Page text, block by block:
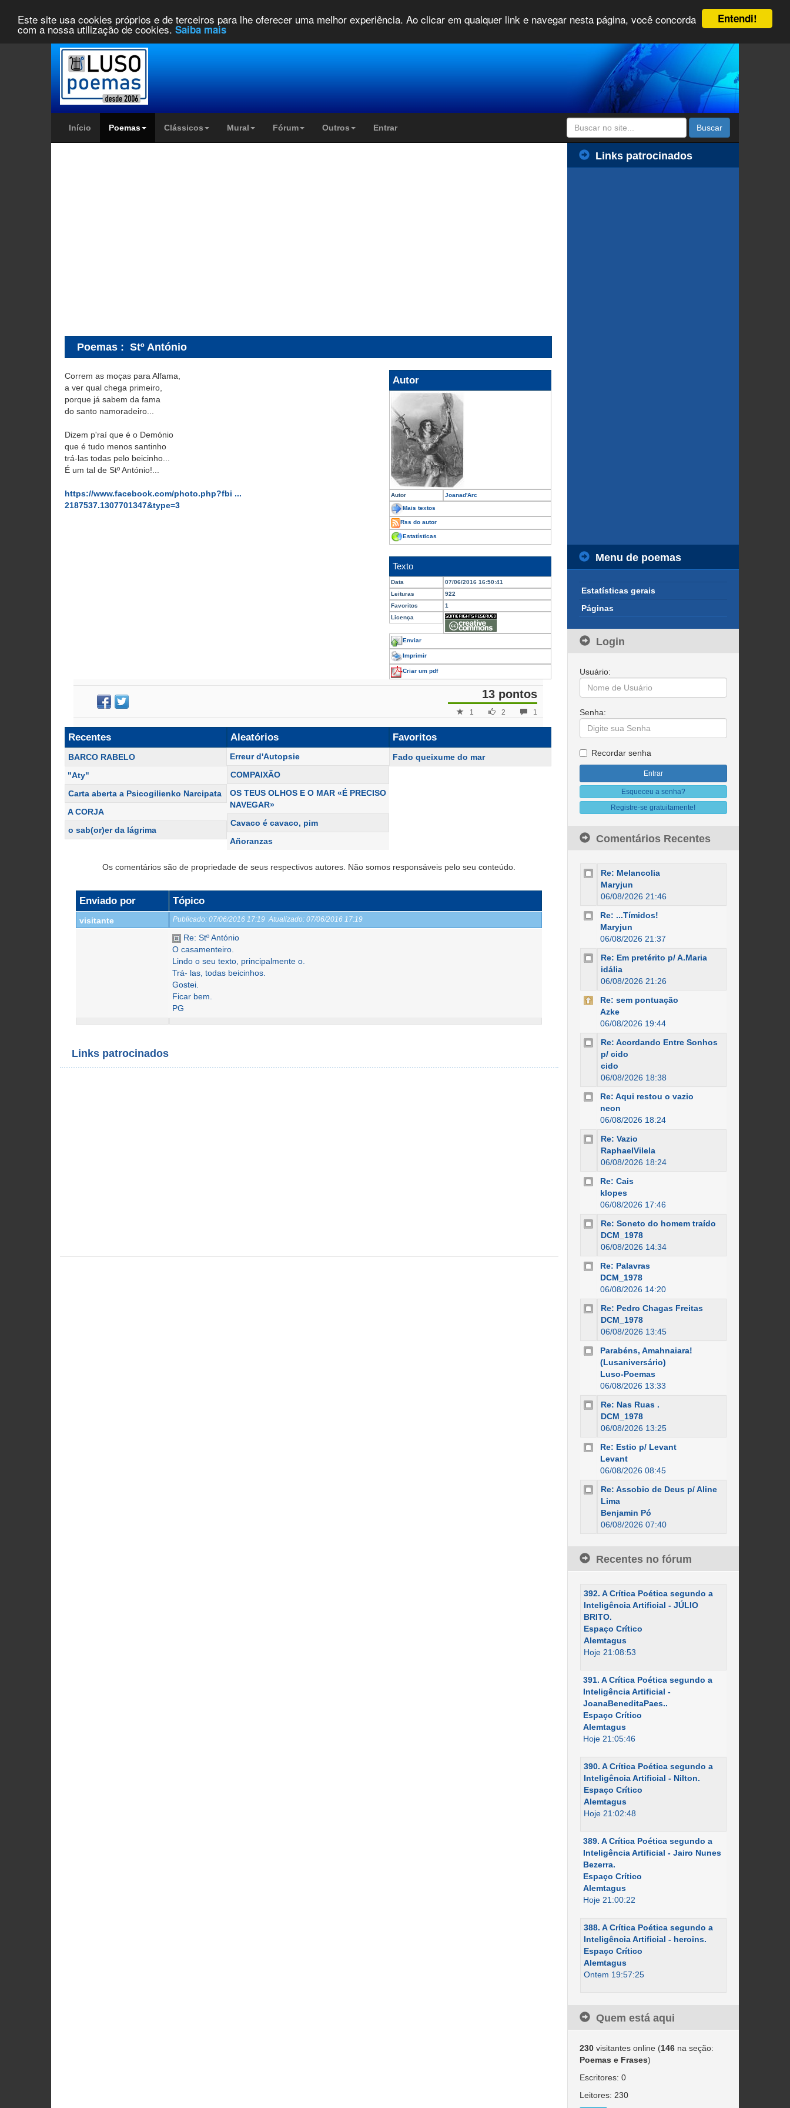
Entendi!
Este site usa cookies próprios e de terceiros para lhe oferecer uma melhor experiência. Ao clicar em qualquer link e navegar nesta página, você concorda
com a nossa utilização de cookies. Saiba mais
Início Poemas Clássicos Mural Fórum Outros Entrar Buscar
Poemas : Stº António
Correm as moças para Alfama,
a ver qual chega primeiro,
porque já sabem da fama
do santo namoradeiro...
Dizem p'raí que é o Demónio
que é tudo menos santinho
trá-las todas pelo beicinho...
É um tal de Stº António!...
https://www.facebook.com/photo.php?fbi ...
2187537.1307701347&type=3
Autor
Autor Joanad'Arc
Mais textos
Rss do autor
Estatísticas
Texto
Data
07/06/2016 16:50:41
Leituras
922
Favoritos
1
Licença
Enviar
Imprimir
Criar um pdf
13 pontos
1
2
1
Recentes
BARCO RABELO
"Aty"
Carta aberta a Psicogilienko Narcipata
A CORJA
o sab(or)er da lágrima
Aleatórios
Erreur d'Autopsie
COMPAIXÃO
OS TEUS OLHOS E O MAR «É PRECISO
NAVEGAR»
Cavaco é cavaco, pim
Añoranzas
Favoritos
Fado queixume do mar
Os comentários são de propriedade de seus respectivos autores. Não somos responsáveis pelo seu conteúdo.
Enviado por Tópico
visitante Publicado: 07/06/2016 17:19 Atualizado: 07/06/2016 17:19
Re: Stº António
O casamenteiro.
Lindo o seu texto, principalmente o.
Trá- las, todas beicinhos.
Gostei.
Ficar bem.
PG
Links patrocinados
Links patrocinados
Menu de poemas
Estatísticas gerais
Páginas
Login
Usuário:
Senha:
Recordar senha
Esqueceu a senha?
Registre-se gratuitamente!
Comentários Recentes
Re: Melancolia
Maryjun
06/08/2026 21:46
Re: ...Tímidos!
Maryjun
06/08/2026 21:37
Re: Em pretérito p/ A.Maria
idália
06/08/2026 21:26
Re: sem pontuação
Azke
06/08/2026 19:44
Re: Acordando Entre Sonhos
p/ cido
cido
06/08/2026 18:38
Re: Aqui restou o vazio
neon
06/08/2026 18:24
Re: Vazio
RaphaelVilela
06/08/2026 18:24
Re: Cais
klopes
06/08/2026 17:46
Re: Soneto do homem traído
DCM_1978
06/08/2026 14:34
Re: Palavras
DCM_1978
06/08/2026 14:20
Re: Pedro Chagas Freitas
DCM_1978
06/08/2026 13:45
Parabéns, Amahnaiara!
(Lusaniversário)
Luso-Poemas
06/08/2026 13:33
Re: Nas Ruas .
DCM_1978
06/08/2026 13:25
Re: Estio p/ Levant
Levant
06/08/2026 08:45
Re: Assobio de Deus p/ Aline
Lima
Benjamin Pó
06/08/2026 07:40
Recentes no fórum
392. A Crítica Poética segundo a
Inteligência Artificial - JÚLIO
BRITO.
Espaço Crítico
Alemtagus
Hoje 21:08:53
391. A Crítica Poética segundo a
Inteligência Artificial -
JoanaBeneditaPaes..
Espaço Crítico
Alemtagus
Hoje 21:05:46
390. A Crítica Poética segundo a
Inteligência Artificial - Nilton.
Espaço Crítico
Alemtagus
Hoje 21:02:48
389. A Crítica Poética segundo a
Inteligência Artificial - Jairo Nunes
Bezerra.
Espaço Crítico
Alemtagus
Hoje 21:00:22
388. A Crítica Poética segundo a
Inteligência Artificial - heroins.
Espaço Crítico
Alemtagus
Ontem 19:57:25
Quem está aqui
230visitantes online (146na seção:
Poemas e Frases)
Escritores: 0
Leitores: 230